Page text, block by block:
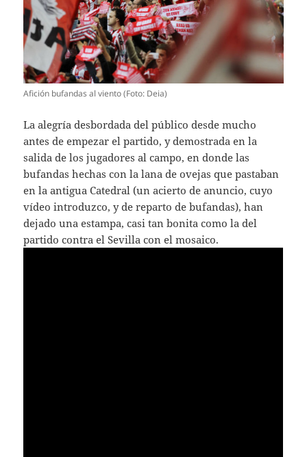
Afición bufandas al viento (Foto: Deia)
La alegría desbordada del público desde mucho
antes de empezar el partido, y demostrada en la
salida de los jugadores al campo, en donde las
bufandas hechas con la lana de ovejas que pastaban
en la antigua Catedral (un acierto de anuncio, cuyo
vídeo introduzco, y de reparto de bufandas), han
dejado una estampa, casi tan bonita como la del
partido contra el Sevilla con el mosaico.